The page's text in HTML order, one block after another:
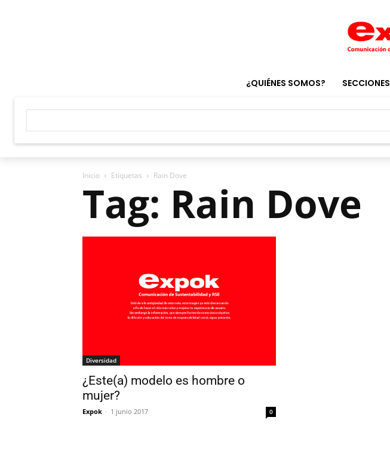
¿QUIÉNES SOMOS? SECCIONES
Inicio Etiquetas Rain Dove
Tag: Rain Dove
Diversidad
¿Este(a) modelo es hombre o
mujer?
Expok - 1 junio 2017 0